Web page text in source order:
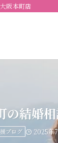
阪本町店
結婚
プログ 2025年